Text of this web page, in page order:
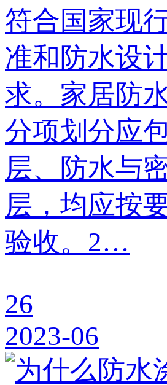
符合国家现
准和防水设
求。家居防
分项划分应
层、防水与
层，均应按
验收。2…
26
2023-06